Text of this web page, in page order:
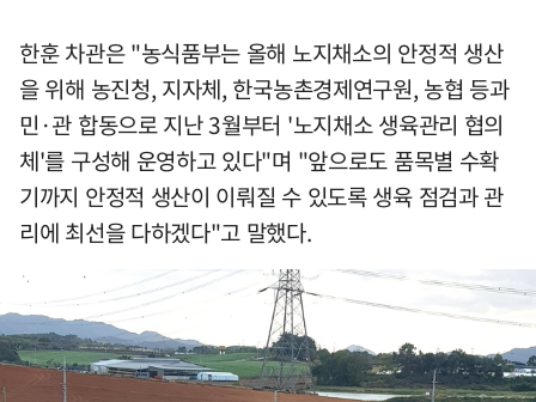
한훈 차관은 "농식품부는 올해 노지채소의 안정적 생산
을 위해 농진청, 지자체, 한국농촌경제연구원, 농협 등과
민·관 합동으로 지난 3월부터 '노지채소 생육관리 협의
체'를 구성해 운영하고 있다"며 "앞으로도 품목별 수확
기까지 안정적 생산이 이뤄질 수 있도록 생육 점검과 관
리에 최선을 다하겠다"고 말했다.